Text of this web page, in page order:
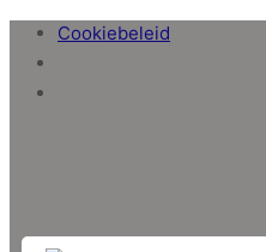
Cookiebeleid